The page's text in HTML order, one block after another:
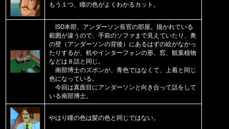
もう１つ、瞳の色がよくわかるカット。
ISO本部、アンダーソン長官の部屋。描かれている
範囲が違うので、手前のソファまで見えていたり、奥
の壁（アンダーソンの背後）にあるはずの絵がなかっ
たりするが、机やインターフォンの形、窓、観葉植物
などは８話と同じ。
南部博士のズボンが、青色ではなくて、上着と同じ
色になっている。
今回は真面目にアンダーソンと向き合って話をして
いる南部博士。
やはり瞳の色は髪の色と同じではない。